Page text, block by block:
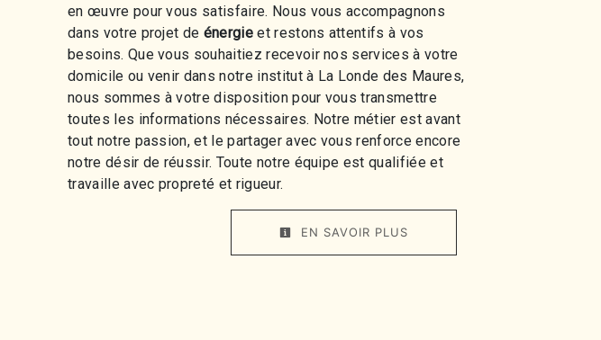
en œuvre pour vous satisfaire. Nous vous accompagnons
dans votre projet de énergieet restons attentifs à vos
besoins. Que vous souhaitiez recevoir nos services à votre
domicile ou venir dans notre institut à La Londe des Maures,
nous sommes à votre disposition pour vous transmettre
toutes les informations nécessaires. Notre métier est avant
tout notre passion, et le partager avec vous renforce encore
notre désir de réussir. Toute notre équipe est qualifiée et
travaille avec propreté et rigueur.
EN SAVOIR PLUS